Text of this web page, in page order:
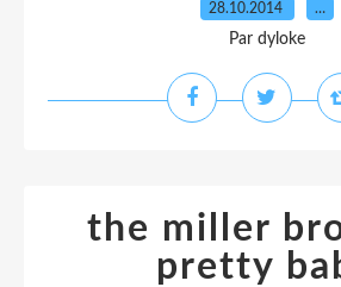
28.10.2014 …
Par dyloke
the miller
pretty